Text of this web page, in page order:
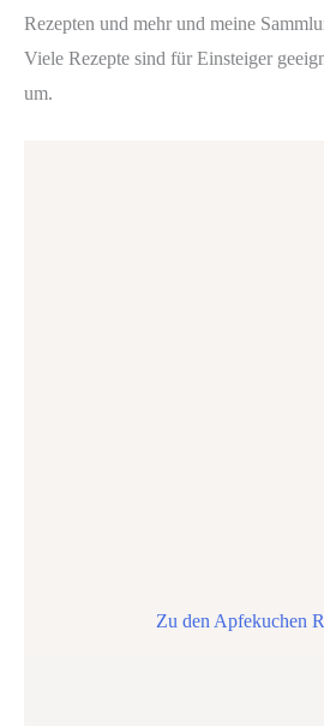
Rezepten und mehr und meine
Viele Rezepte sind für Einsteiger
um.
Zu den Apfekuchen